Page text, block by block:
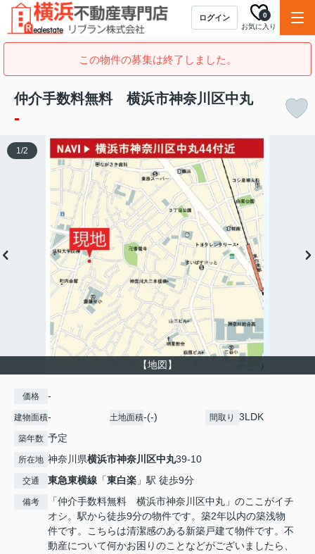
ログイン
お気に入り
0
この物件の募集は終了しました。
仲介手数料無料 横浜市神奈川区中丸
-
【地図】
1/2
価格 -
建物面積- 土地面積-(-) 間取り 3LDK
築年数 予定
所在地 神奈川県横浜市神奈川区中丸39-10
交通 東急東横線 「東白楽 」駅 徒歩9分
備考
「仲介手数料無料 横浜市神奈川区中丸」のここがイチ
オシ。駅から徒歩9分の物件です。築2年以内の築浅物
件です。こちらは清潔感のある新築戸建て物件です。不
動産について何かお困りのことなどがございましたら、